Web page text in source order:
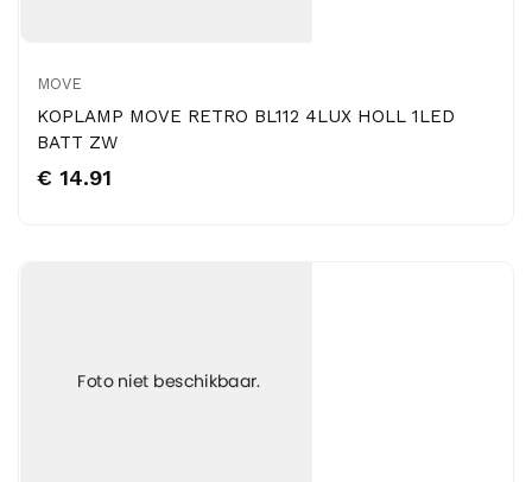
MOVE
KOPLAMP MOVE RETRO BL112 4LUX HOLL 1LED
BATT ZW
€ 14.91